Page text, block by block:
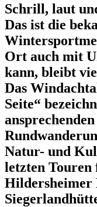
Schrill, laut
Das ist die
Ort auch mit
kann, bleibt
Das
Seite“
Natur- und
letzten
Hildersheimer